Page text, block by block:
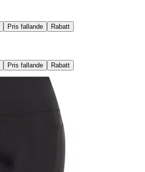
Pris fallande Rabatt
Pris fallande Rabatt